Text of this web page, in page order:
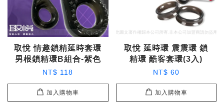
取悅 情趣鎖精延時套環
男根鎖精環B組合-紫色
NT$ 118
加入購物車
取悅 延時環 震震環 鎖
精環 酷客套環(3入)
NT$ 60
加入購物車